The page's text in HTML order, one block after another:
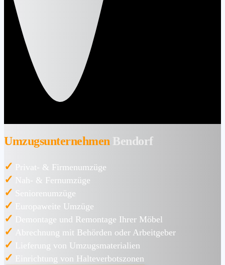
Umzugsunternehmen Bendorf
✓ Privat- & Firmenumzüge
✓ Nah- & Fernumzüge
✓ Seniorenumzüge
✓ Europaweite Umzüge
✓ Demontage und Remontage Ihrer Möbel
✓ Abrechnung mit Behörden oder Arbeitgeber
✓ Lieferung von Umzugsmaterialien
✓ Einrichtung von Halteverbotszonen